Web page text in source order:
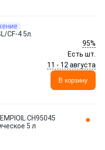
CF-4 5л.
95%
Есть шт.
11 - 12 августа
В корзину
CH95045
5 л